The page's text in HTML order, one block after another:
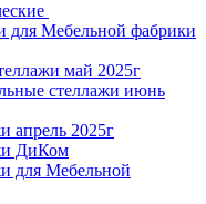
для Мебельной фабрики
май 2025г
стеллажи июнь
апрель 2025г
ДиКом
для Мебельной